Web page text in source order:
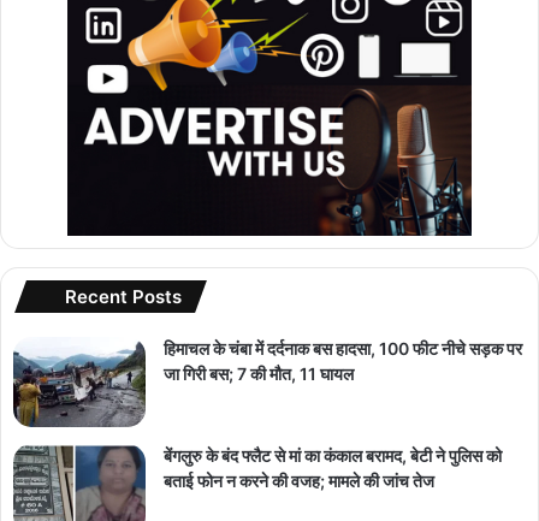
Recent Posts
हिमाचल के चंबा में दर्दनाक बस हादसा, 100 फीट नीचे सड़क पर
जा गिरी बस; 7 की मौत, 11 घायल
बेंगलुरु के बंद फ्लैट से मां का कंकाल बरामद, बेटी ने पुलिस को
बताई फोन न करने की वजह; मामले की जांच तेज